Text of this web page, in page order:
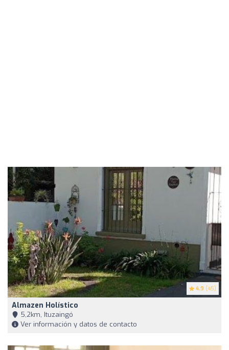
4.9 (45)
Almazen Holístico
5,2km, Ituzaingó
Ver información y datos de contacto